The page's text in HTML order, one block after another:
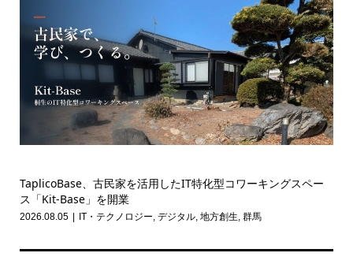
TaplicoBase、古民家を活用したIT特化型コワーキングスペー
ス「Kit-Base」を開業
2026.08.05 IT・テクノロジー, デジタル, 地方創生, 群馬